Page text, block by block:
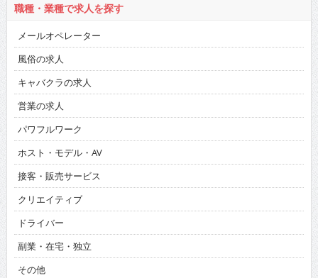
職種・業種で求人を探す
メールオペレーター
風俗の求人
キャバクラの求人
営業の求人
パワフルワーク
ホスト・モデル・AV
接客・販売サービス
クリエイティブ
ドライバー
副業・在宅・独立
その他